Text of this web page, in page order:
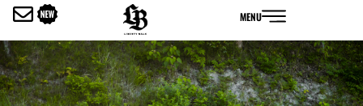
を
ス
キ
ッ
MENU